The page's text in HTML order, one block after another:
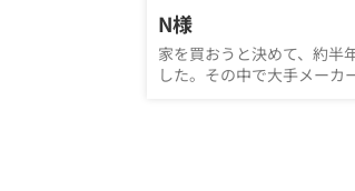
N様
家を買おうと決めて、約半
した。その中で大手メーカ